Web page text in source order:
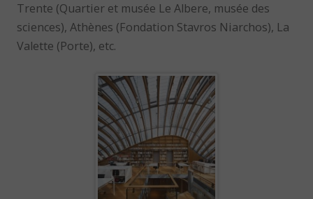
Trente (Quartier et musée Le Albere, musée des
sciences), Athènes (Fondation Stavros Niarchos), La
Valette (Porte), etc.